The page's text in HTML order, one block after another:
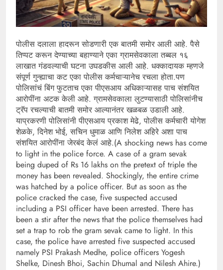
पोलीस दलाला हादरून सोडणारी एक बातमी समोर आली आहे. पैसे
तिप्पट करून देण्याच्या बहाण्याने एका ग्रामसेवकाला तब्बल १६
लाखात गंडवल्याची घटना उघडकीस आली आहे. धक्कादायक म्हणजे
संपूर्ण गुन्ह्याचा कट एका पोलीस कर्मचाऱ्यानेच रचला होता.पण
पोलिसांचं बिंग फुटताच एका पीएसआय अधिकाऱ्यासह पाच संशयित
आरोपींना अटक केली आहे. ग्रामसेवकाला लुटण्यासाठी पोलिसांनीच
ट्रॅप रचल्याची बातमी समोर आल्यानंतर खळबळ उडाली आहे.
याप्रकरणी पोलिसांनी पीएसआय प्रकाश मेढे, पोलीस कर्मचारी योगेश
शेळके, दिनेश भोई, सचिन धुमाळ आणि निलेश अहिरे अशा पाच
संशयित आरोपींना जेरबंद केलं आहे.(A shocking news has come
to light in the police force. A case of a gram sevak
being duped of Rs 16 lakhs on the pretext of triple the
money has been revealed. Shockingly, the entire crime
was hatched by a police officer. But as soon as the
police cracked the case, five suspected accused
including a PSI officer have been arrested. There has
been a stir after the news that the police themselves had
set a trap to rob the gram sevak came to light. In this
case, the police have arrested five suspected accused
namely PSI Prakash Medhe, police officers Yogesh
Shelke, Dinesh Bhoi, Sachin Dhumal and Nilesh Ahire.)